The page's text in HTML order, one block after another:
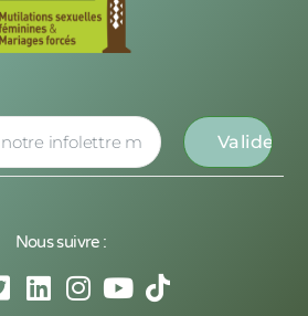
Nous suivre :